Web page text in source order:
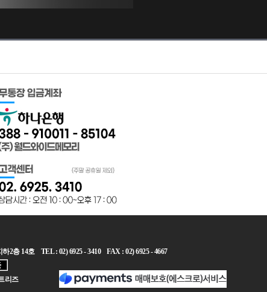
층 14호 TEL : 02) 6925 - 3410 FAX : 02) 6925 - 4667
리즈